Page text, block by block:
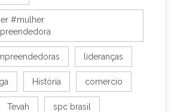
#mulher
lideranças
História comercio
Tevah spc brasil